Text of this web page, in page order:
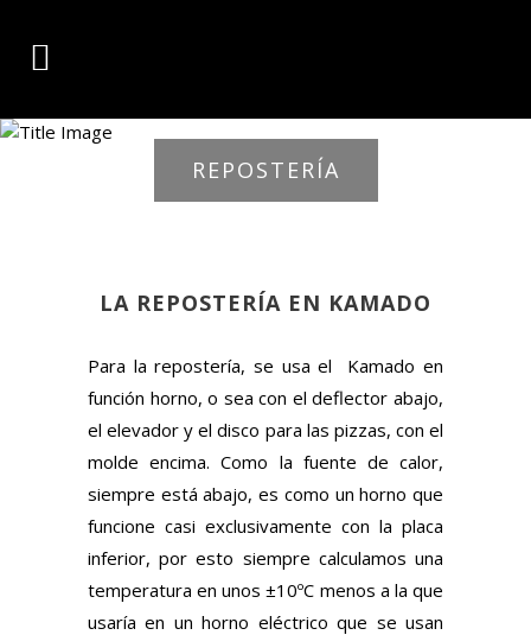
REPOSTERÍA
LA REPOSTERÍA EN KAMADO
Para la repostería, se usa el Kamado en
función horno, o sea con el deflector abajo,
el elevador y el disco para las pizzas, con el
molde encima. Como la fuente de calor,
siempre está abajo, es como un horno que
funcione casi exclusivamente con la placa
inferior, por esto siempre calculamos una
temperatura en unos ±10ºC menos a la que
usaría en un horno eléctrico que se usan